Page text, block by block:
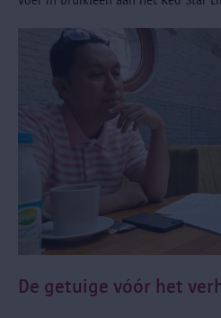
De getuige vóór het